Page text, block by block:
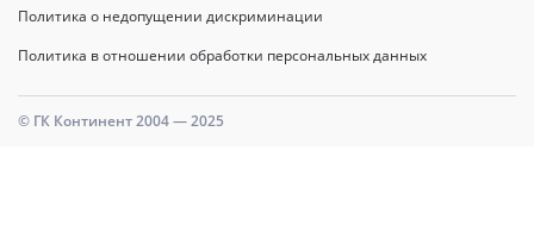
Политика о недопущении дискриминации
Политика в отношении обработки персональных данных
© ГК Континент 2004 — 2025